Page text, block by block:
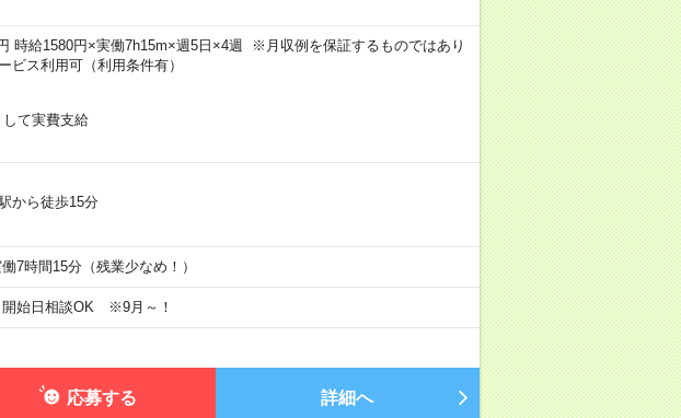
給1580円×実働7h15m×週5日×4週 ※月収例を保証するものではあり
ス利用可（利用条件有）
て実費支給
から徒歩15分
7時間15分（残業少なめ！）
始日相談OK ※9月～！
応募する 詳細へ